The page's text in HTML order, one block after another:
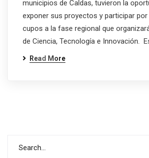
municipios de Caldas, tuvieron la
exponer sus proyectos y participar
cupos a la fase regional que
de Ciencia, Tecnología e Innovación.
Read More